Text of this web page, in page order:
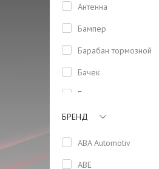
Антенна
Бампер
Барабан тормозной
Бачек
Боковая панель кузова
Болт
Болт ГБЦ
Вентилятор
БРЕНД
ABA Automotiv
ABE